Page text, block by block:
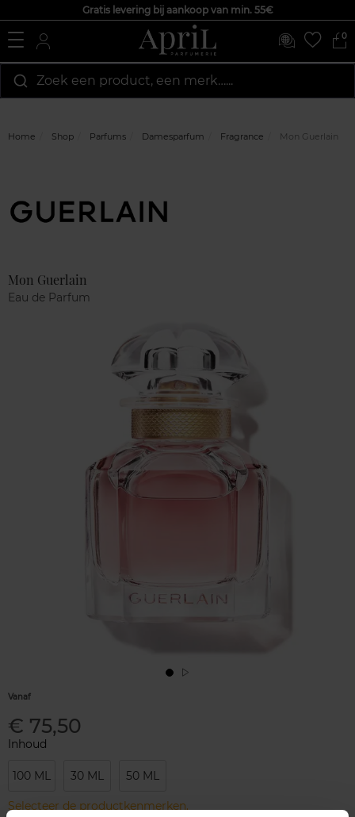
Gratis levering bij aankoop van min. 55€
0
Zoek een product, een merk…...
Home Shop Parfums Damesparfum Fragrance Mon Guerlain
Mon Guerlain
Eau de Parfum
Vanaf
€ 75,50
Inhoud
100 ML 30 ML 50 ML
Selecteer de productkenmerken.